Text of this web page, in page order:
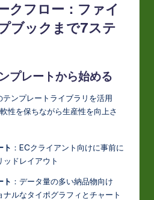
クフロー：ファイ
ブックまで7ステ
プレートから始める
ンプレートライブラリを活用
性を保ちながら生産性を向上さ
ト ：ECクライアント向けに事前に
ドレイアウト
ト ：データ量の多い納品物向け
ナルなタイポグラフィとチャート